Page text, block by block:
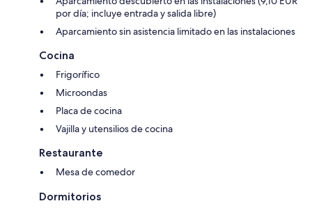
por día; incluye entrada y salida libre)
Aparcamiento sin asistencia limitado en las instalaciones
Cocina
Frigorífico
Microondas
Placa de cocina
Vajilla y utensilios de cocina
Restaurante
Mesa de comedor
Dormitorios